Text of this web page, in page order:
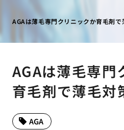
AGAは薄毛専門クリニックか育毛剤で
AGAは薄毛専門
育毛剤で薄毛対
AGA